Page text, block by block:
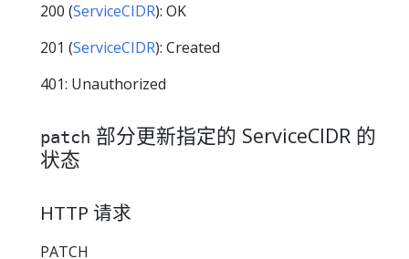
200 (ServiceCIDR): OK
201 (ServiceCIDR): Created
401: Unauthorized
patch 部分更新指定的 ServiceCIDR 的
状态
HTTP 请求
PATCH